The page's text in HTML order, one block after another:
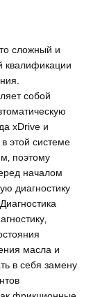
сложный и
квалификации
собой
xDrive и
этой системе
поэтому
началом
диагностику
масла и
в себя замену